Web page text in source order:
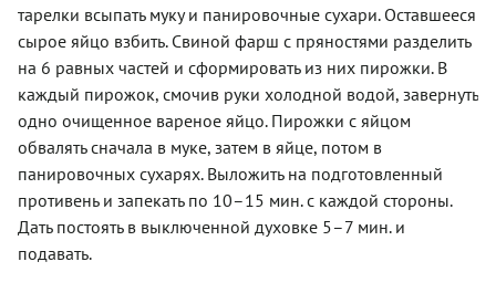
тарелки всыпать муку и панировочные сухари. Оставшееся
сырое яйцо взбить. Свиной фарш с пряностями разделить
на 6 равных частей и сформировать из них пирожки. В
каждый пирожок, смочив руки холодной водой, завернуть
одно очищенное вареное яйцо. Пирожки с яйцом
обвалять сначала в муке, затем в яйце, потом в
панировочных сухарях. Выложить на подготовленный
противень и запекать по 10–15 мин. с каждой стороны.
Дать постоять в выключенной духовке 5–7 мин. и
подавать.